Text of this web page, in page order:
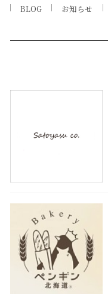
BLOG お知らせ